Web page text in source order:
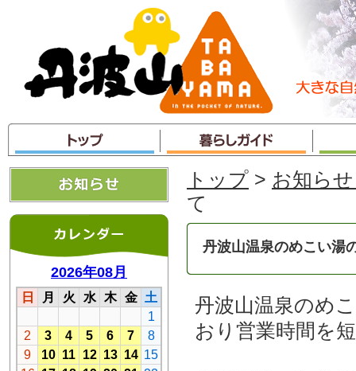
ャ
ン
プ
トップ > お知ら
て
丹波山温泉のめこい湯
丹波山温泉のめ
おり営業時間を